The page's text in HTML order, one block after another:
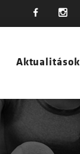
Aktualitások